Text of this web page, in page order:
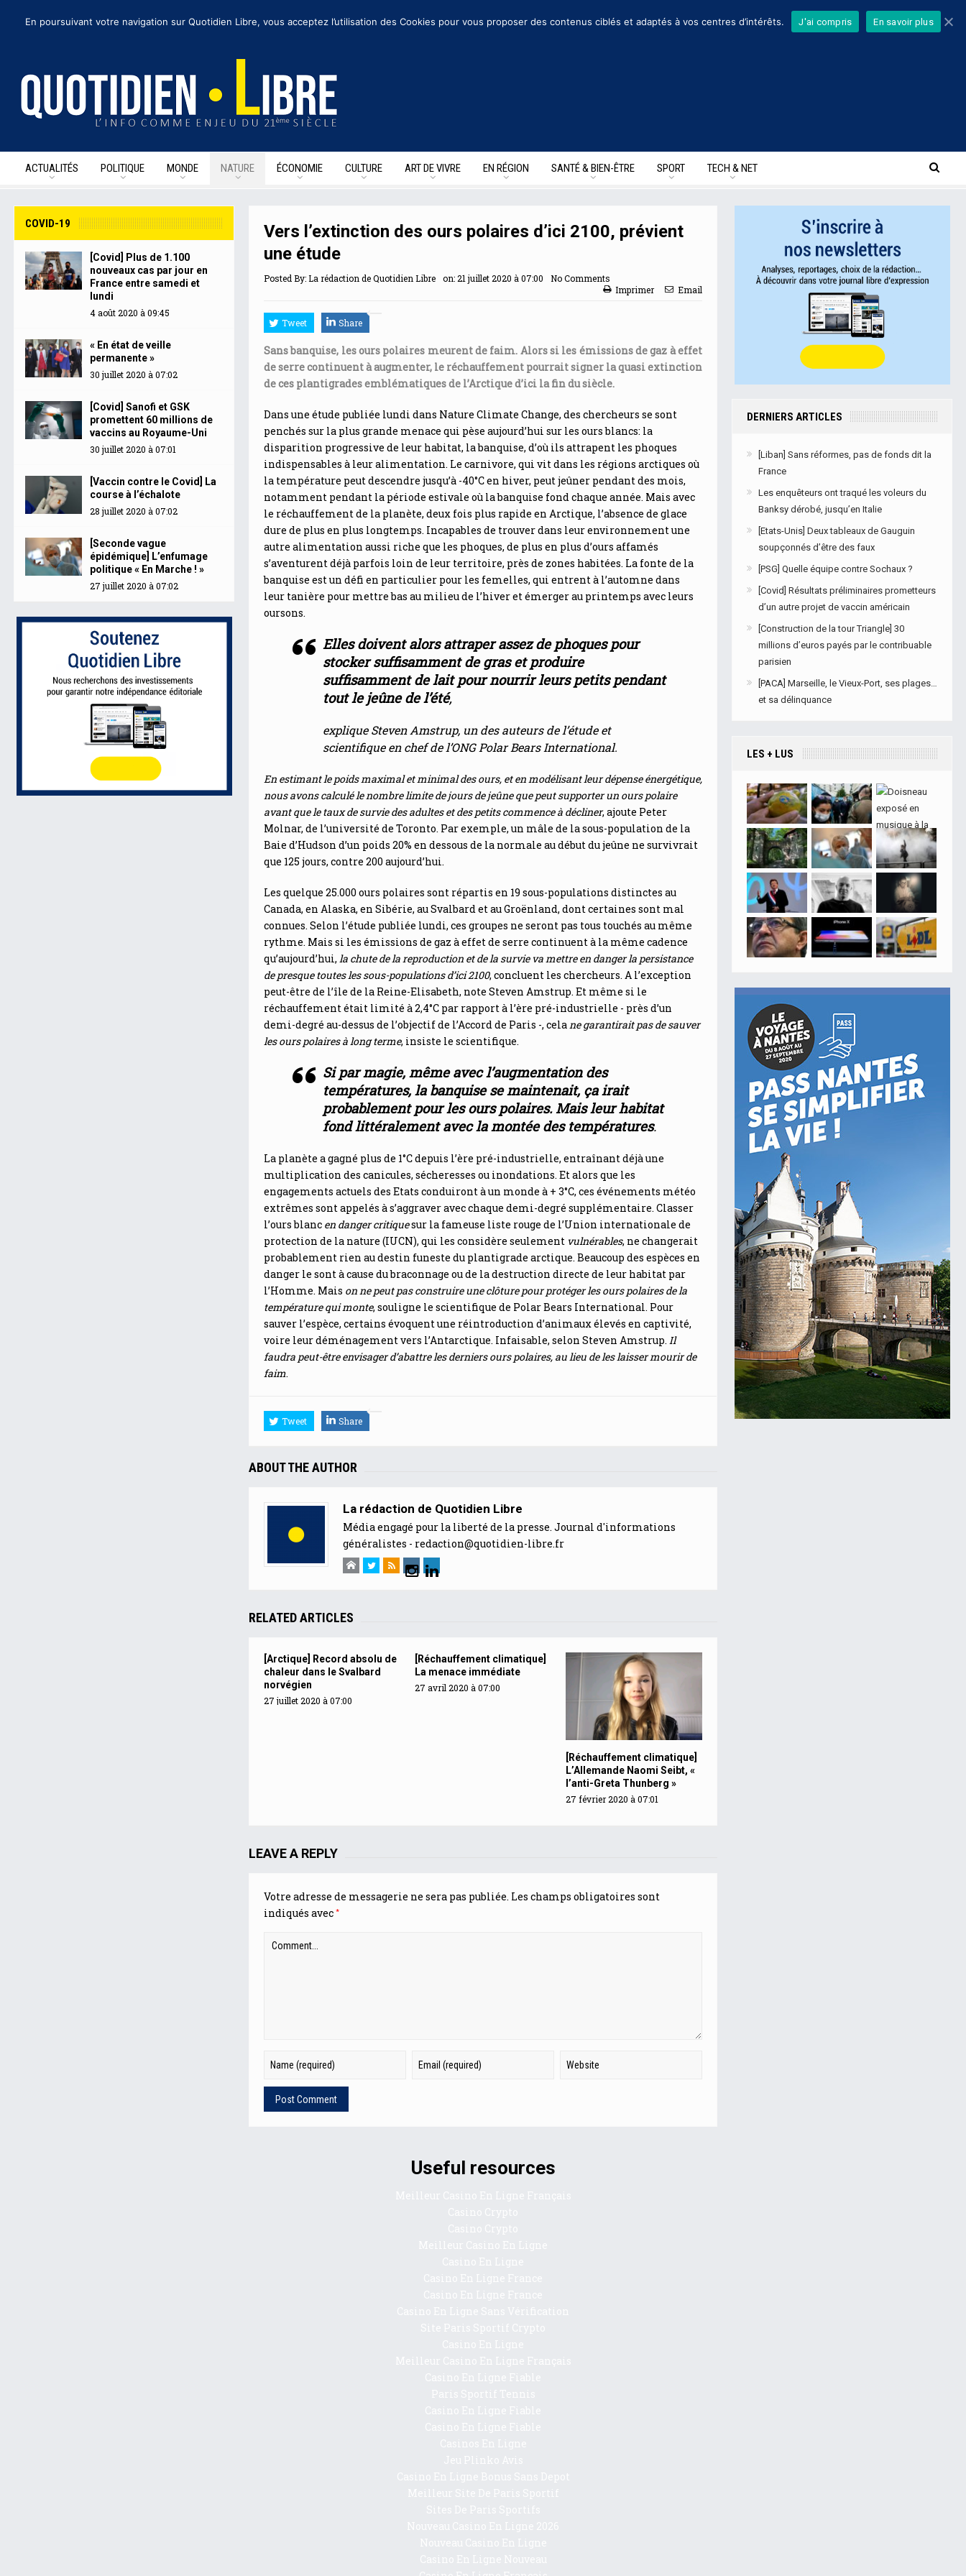
ACTUALITÉS POLITIQUE MONDE NATURE ÉCONOMIE CULTURE ART DE VIVRE EN RÉGION SANTÉ & BIEN-ÊTRE SPORT TECH & NET
Vers l’extinction des ours polaires d’ici 2100, prévient
une étude
Posted By:La rédaction de Quotidien Libre on:21 juillet 2020 à 07:00
No Comments
Imprimer
Email
Tweet Share
Sans banquise, les ours polaires meurent de faim. Alors si les émissions de gaz à effet
de serre continuent à augmenter, le réchauffement pourrait signer la quasi extinction
de ces plantigrades emblématiques de l’Arctique d’ici la fin du siècle.
Dans une étude publiée lundi dans Nature Climate Change, des chercheurs se sont
penchés sur la plus grande menace qui pèse aujourd’hui sur les ours blancs: la
disparition progressive de leur habitat, la banquise, d’où ils attrapent les phoques
indispensables à leur alimentation. Le carnivore, qui vit dans les régions arctiques où
la température peut descendre jusqu’à -40°C en hiver, peut jeûner pendant des mois,
notamment pendant la période estivale où la banquise fond chaque année. Mais avec
le réchauffement de la planète, deux fois plus rapide en Arctique, l’absence de glace
dure de plus en plus longtemps. Incapables de trouver dans leur environnement une
autre alimentation aussi riche que les phoques, de plus en plus d’ours affamés
s’aventurent déjà parfois loin de leur territoire, près de zones habitées. La fonte de la
banquise est un défi en particulier pour les femelles, qui entrent à l’automne dans
leur tanière pour mettre bas au milieu de l’hiver et émerger au printemps avec leurs
oursons.
Elles doivent alors attraper assez de phoques pour
stocker suffisamment de gras et produire
suffisamment de lait pour nourrir leurs petits pendant
tout le jeûne de l’été,
explique Steven Amstrup, un des auteurs de l’étude et
scientifique en chef de l’ONG Polar Bears International.
En estimant le poids maximal et minimal des ours, et en modélisant leur dépense énergétique,
nous avons calculé le nombre limite de jours de jeûne que peut supporter un ours polaire
avant que le taux de survie des adultes et des petits commence à décliner, ajoute Peter
Molnar, de l’université de Toronto. Par exemple, un mâle de la sous-population de la
Baie d’Hudson d’un poids 20% en dessous de la normale au début du jeûne ne survivrait
que 125 jours, contre 200 aujourd’hui.
Les quelque 25.000 ours polaires sont répartis en 19 sous-populations distinctes au
Canada, en Alaska, en Sibérie, au Svalbard et au Groënland, dont certaines sont mal
connues. Selon l’étude publiée lundi, ces groupes ne seront pas tous touchés au même
rythme. Mais si les émissions de gaz à effet de serre continuent à la même cadence
qu’aujourd’hui, la chute de la reproduction et de la survie va mettre en danger la persistance
de presque toutes les sous-populations d’ici 2100, concluent les chercheurs. A l’exception
peut-être de l’île de la Reine-Elisabeth, note Steven Amstrup. Et même si le
réchauffement était limité à 2,4°C par rapport à l’ère pré-industrielle - près d’un
demi-degré au-dessus de l’objectif de l’Accord de Paris -, celane garantirait pas de sauver
les ours polaires à long terme, insiste le scientifique.
Si par magie, même avec l’augmentation des
températures, la banquise se maintenait, ça irait
probablement pour les ours polaires. Mais leur habitat
fond littéralement avec la montée des températures.
La planète a gagné plus de 1°C depuis l’ère pré-industrielle, entraînant déjà une
multiplication des canicules, sécheresses ou inondations. Et alors que les
engagements actuels des Etats conduiront à un monde à + 3°C, ces événements météo
extrêmes sont appelés à s’aggraver avec chaque demi-degré supplémentaire. Classer
l’ours blanc en danger critiquesur la fameuse liste rouge de l’Union internationale de
protection de la nature (IUCN), qui les considère seulement vulnérables, ne changerait
probablement rien au destin funeste du plantigrade arctique. Beaucoup des espèces en
danger le sont à cause du braconnage ou de la destruction directe de leur habitat par
l’Homme. Mais on ne peut pas construire une clôture pour protéger les ours polaires de la
température qui monte, souligne le scientifique de Polar Bears International. Pour
sauver l’espèce, certains évoquent une réintroduction d’animaux élevés en captivité,
voire leur déménagement vers l’Antarctique. Infaisable, selon Steven Amstrup. Il
faudra peut-être envisager d’abattre les derniers ours polaires, au lieu de les laisser mourir de
faim.
Tweet Share
ABOUT THE AUTHOR
La rédaction de Quotidien Libre
Média engagé pour la liberté de la presse. Journal d'informations
généralistes - redaction@quotidien-libre.fr
RELATED ARTICLES
[Arctique] Record absolu de
chaleur dans le Svalbard
norvégien
27 juillet 2020 à 07:00
[Réchauffement climatique]
La menace immédiate
27 avril 2020 à 07:00
[Réchauffement climatique]
L’Allemande Naomi Seibt, «
l’anti-Greta Thunberg »
27 février 2020 à 07:01
LEAVE A REPLY
Votre adresse de messagerie ne sera pas publiée. Les champs obligatoires sont
indiqués avec*
COVID-19
[Covid] Plus de 1.100
nouveaux cas par jour en
France entre samedi et
lundi
4 août 2020 à 09:45
« En état de veille
permanente »
30 juillet 2020 à 07:02
[Covid] Sanofi et GSK
promettent 60 millions de
vaccins au Royaume-Uni
30 juillet 2020 à 07:01
[Vaccin contre le Covid] La
course à l’échalote
28 juillet 2020 à 07:02
[Seconde vague
épidémique] L’enfumage
politique « En Marche ! »
27 juillet 2020 à 07:02
DERNIERS ARTICLES
[Liban] Sans réformes, pas de fonds dit la
France
Les enquêteurs ont traqué les voleurs du
Banksy dérobé, jusqu’en Italie
[Etats-Unis] Deux tableaux de Gauguin
soupçonnés d’être des faux
[PSG] Quelle équipe contre Sochaux ?
[Covid] Résultats préliminaires prometteurs
d’un autre projet de vaccin américain
[Construction de la tour Triangle] 30
millions d’euros payés par le contribuable
parisien
[PACA] Marseille, le Vieux-Port, ses plages…
et sa délinquance
LES + LUS
Useful resources
En poursuivant votre navigation sur Quotidien Libre, vous acceptez l’utilisation des Cookies pour vous proposer des contenus ciblés et adaptés à vos centres d’intérêts. J'ai compris En savoir plus